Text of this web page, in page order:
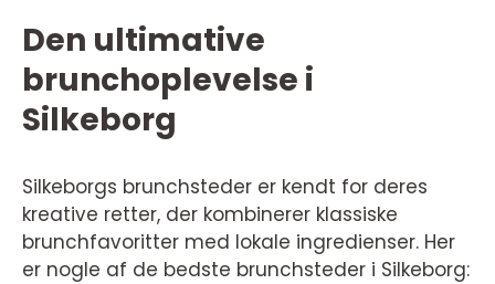
Den ultimative
brunchoplevelse i
Silkeborg
Silkeborgs brunchsteder er kendt for deres
kreative retter, der kombinerer klassiske
brunchfavoritter med lokale ingredienser. Her
er nogle af de bedste brunchsteder i Silkeborg: